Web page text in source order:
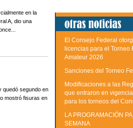
en la
A, dio una
quedó segundo en
mostró fisuras en
El Consejo Federal
licencias para el Torneo
Amateur 2026
Sanciones del Torneo
Modificaciones a las
que entraron en
para los torneos del
LA PROGRAMACIÓN
SEMANA